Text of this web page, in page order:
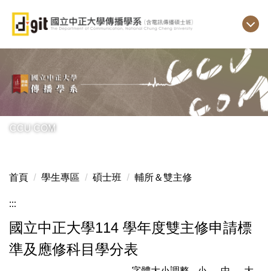
主
區
CCU COM
首頁 學生專區 碩士班 輔所＆雙主修
:::
國立中正大學114 學年度雙主修申請標
準及應修科目學分表